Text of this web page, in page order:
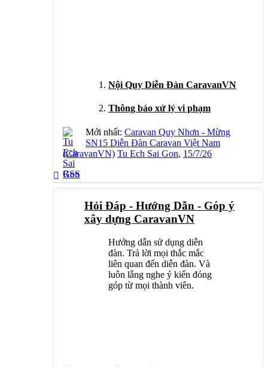
Nội Quy Diễn Đàn CaravanVN
Thông báo xử lý vi phạm
Mới nhất: Caravan Quy Nhơn - Mừng
SN15 Diễn Đàn Caravan Việt Nam
(CaravanVN) Tu Ech Sai Gon, 15/7/26
RSS
Hỏi Đáp - Hướng Dẫn - Góp ý
xây dựng CaravanVN
Hướng dẫn sử dụng diễn
đàn. Trả lời mọi thắc mắc
liên quan đến diễn đàn. Và
luôn lắng nghe ý kiến đóng
góp từ mọi thành viên.